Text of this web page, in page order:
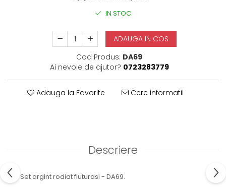
IN STOC
ADAUGA IN COS
Cod Produs: DA69
Ai nevoie de ajutor? 0723283779
Adauga la Favorite Cere informatii
Descriere
Set argint rodiat fluturasi - DA69.